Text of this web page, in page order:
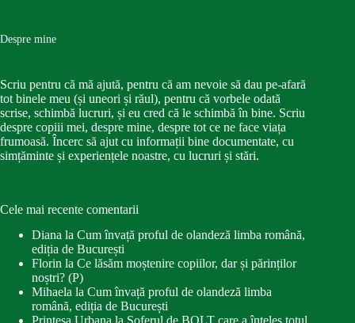
Despre mine
Scriu pentru că mă ajută, pentru că am nevoie să dau pe-afară
tot binele meu (și uneori și răul), pentru că vorbele odată
scrise, schimbă lucruri, și eu cred că le schimbă în bine. Scriu
despre copiii mei, despre mine, despre tot ce ne face viața
frumoasă. Încerc să ajut cu informații bine documentate, cu
simțăminte și experiențele noastre, cu lucruri și stări.
Cele mai recente comentarii
Diana la Cum învață proful de olandeză limba română,
ediția de București
Florin la Ce lăsăm moștenire copiilor, dar și părinților
noștri? (P)
Mihaela la Cum învață proful de olandeză limba
română, ediția de București